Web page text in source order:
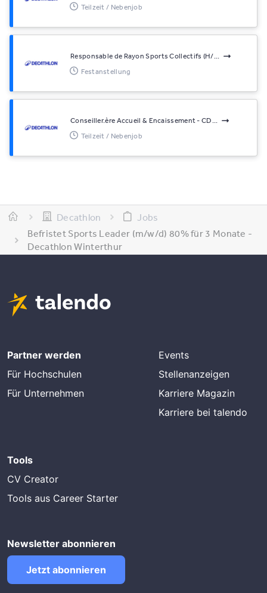
Teilzeit / Nebenjob
Responsable de Rayon Sports Collectifs (H/...
Festanstellung
Conseiller.ère Accueil & Encaissement - CD...
Teilzeit / Nebenjob
Decathlon
Jobs
Befristet Sports Leader (m/w/d) 80% für 3 Monate -
Decathlon Winterthur
Partner werden
Für Hochschulen
Für Unternehmen
Events
Stellenanzeigen
Karriere Magazin
Karriere bei talendo
Tools
CV Creator
Tools aus Career Starter
Newsletter abonnieren
Jetzt abonnieren